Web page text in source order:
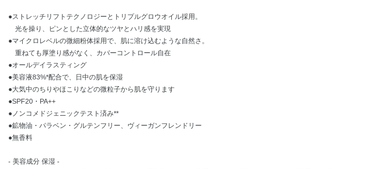
●ストレッチリフトテクノロジーとトリプルグロウオイル採用。
光を操り、ピンとした立体的なツヤとハリ感を実現
●マイクロレベルの微細粉体採用で、肌に溶け込むような自然さ。
重ねても厚塗り感がなく、カバーコントロール自在
●オールデイラスティング
●美容液83%*配合で、日中の肌を保湿
●大気中のちりやほこりなどの微粒子から肌を守ります
●SPF20・PA++
●ノンコメドジェニックテスト済み**
●鉱物油・パラベン・グルテンフリー、ヴィーガンフレンドリー
●無香料
- 美容成分 保湿 -